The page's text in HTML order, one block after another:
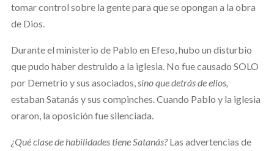
tomar control sobre la gente para que se opongan a la obra
de Dios.
Durante el ministerio de Pablo en Efeso, hubo un disturbio
que pudo haber destruido a la iglesia. No fue causado SOLO
por Demetrio y sus asociados,sino que detrás de ellos,
estaban Satanás y sus compinches. Cuando Pablo y la iglesia
oraron, la oposición fue silenciada.
¿Qué clase de habilidades tiene Satanás?Las advertencias de